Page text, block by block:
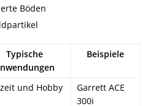
Böden
Typische
Beispiele
und Hobby
Garrett ACE
300i